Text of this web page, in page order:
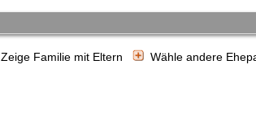
Zeige Familie mit Eltern Wähle andere